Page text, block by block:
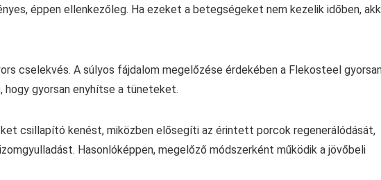
éppen ellenkezőleg. Ha ezeket a betegségeket nem kezelik időben,
cselekvés. A súlyos fájdalom megelőzése érdekében a Flekosteel
hogy gyorsan enyhítse a tüneteket.
csillapító kenést, miközben elősegíti az érintett porcok regenerálódását,
Hasonlóképpen, megelőző módszerként működik a jövőbeli